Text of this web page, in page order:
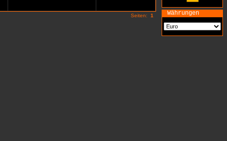
Seiten: 1 Währungen